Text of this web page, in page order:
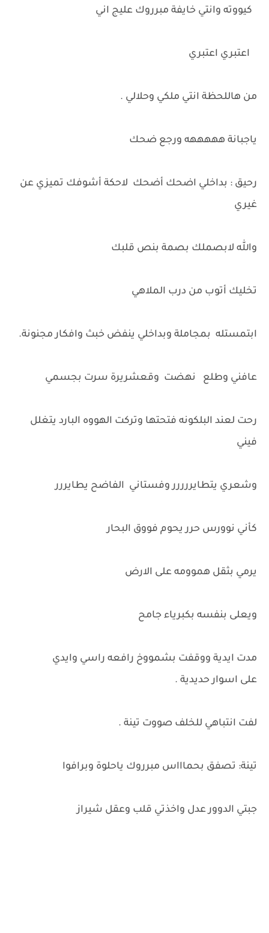
كيووته وانتي خايفة مبرروك عليج اني
اعتبري اعتبري
من هاللحظة انتي ملكي وحلالي .
ياجبانة هههههه ورجع ضحك
رحيق : بداخلي اضحك أضحك لاحكة أشوفك تميزي عن
غيري
والله لابصملك بصمة بنص قلبك
تخليك أتوب من درب الملاهي
ابتمستله بمجاملة وبداخلي ينفض خبث وافكار مجنونة.
عافني وطلع نهضت وقعشريرة سرت بجسمي
رحت لعند البلكونه فتحتها وتركت الهووه البارد يتغلل
فيني
وشعري يتطايررررر وفستاني الفاضح يطايررر
كأني نوورس حرر يحوم فووق البحار
يرمي بثقل هموومه على الارض
ويعلى بنفسه بكبرياء جامح
مدت ايدية ووقفت بشمووخ رافعه راسي وايدي
على اسوار حديدية .
لفت انتباهي للخلف صووت تينة .
تينة: تصفق بحماااس مبرروك ياحلوة وبرافوا
جبتي الدوور عدل واخذتي قلب وعقل شيراز